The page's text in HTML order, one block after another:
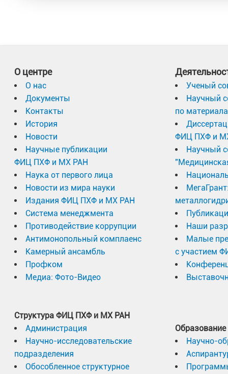
О центре
О нас
Документы
Контакты
История
Новости
Научные публикации
ФИЦ ПХФ и МХ РАН
Наука от первого лица
Новости из мира науки
Издания ФИЦ ПХФ и МХ РАН
Система менеджмента
Противодействие коррупции
Антимонопольный комплаенс
Камерный ансамбль
Профком
Медиа: Фото-Видео
Структура ФИЦ ПХФ и МХ РАН
Администрация
Научно-исследовательские
подразделения
Обособленное структурное
Ученый
Научный
по
ФИЦ ПХФ и
Научный
Наши
Малые
с участием
Образование
Научно-